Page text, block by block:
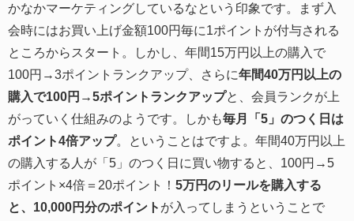
かなかマーケティングしているなという印象です。まず入
会時にはお買い上げ金額100円毎に1ポイントが付与される
ところからスタート。しかし、年間15万円以上の購入で
100円→3ポイントランクアップ、さらに年間40万円以上の
購入で100円→5ポイントランクアップと、会員ランクが上
がっていく仕組みのようです。しかも毎月「5」のつく日は
ポイント4倍アップ。ということはですよ。年間40万円以上
の購入する人が「5」のつく日に買い物すると、100円→5
ポイント×4倍＝20ポイント！ 5万円のリールを購入する
と、10,000円分のポイント が入ってしまうということで